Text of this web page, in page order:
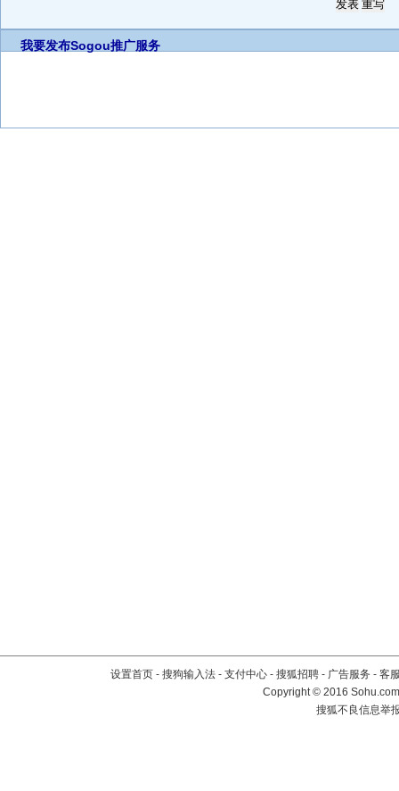
我要发布Sogou推广服务
设置首页 - 搜狗输入法 - 支付中心 - 搜狐招聘 - 广告服务 - 客
Copyright©2016
搜狐不良信息举